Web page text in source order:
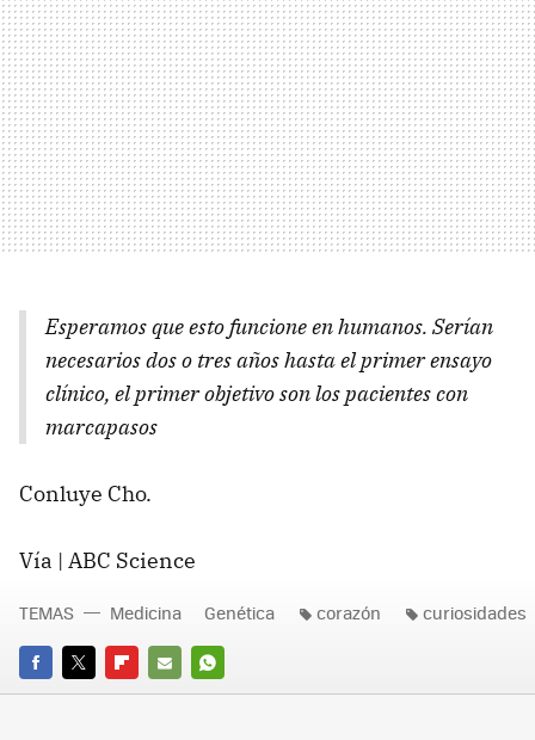
Esperamos que esto funcione en humanos. Serían
necesarios dos o tres años hasta el primer ensayo
clínico, el primer objetivo son los pacientes con
marcapasos
Conluye Cho.
Vía | ABC Science
FACEBOOK
TWITTERFLIPBOARD
E-
WHATSAPP
TEMAS Medicina Genética corazón curiosidades